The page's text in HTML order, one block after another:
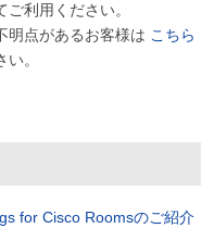
利用ください。
明点があるお客様は こちら
。
for Cisco Roomsのご紹介